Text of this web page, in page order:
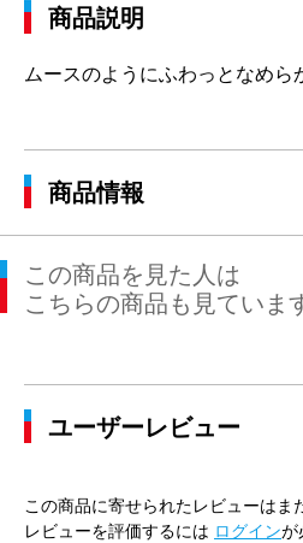
商品説明
ムースのようにふわっとなめら
商品情報
この商品を見た人は
こちらの商品も見ていま
ユーザーレビュー
この商品に寄せられたレビューはま
レビューを評価するには ログインが